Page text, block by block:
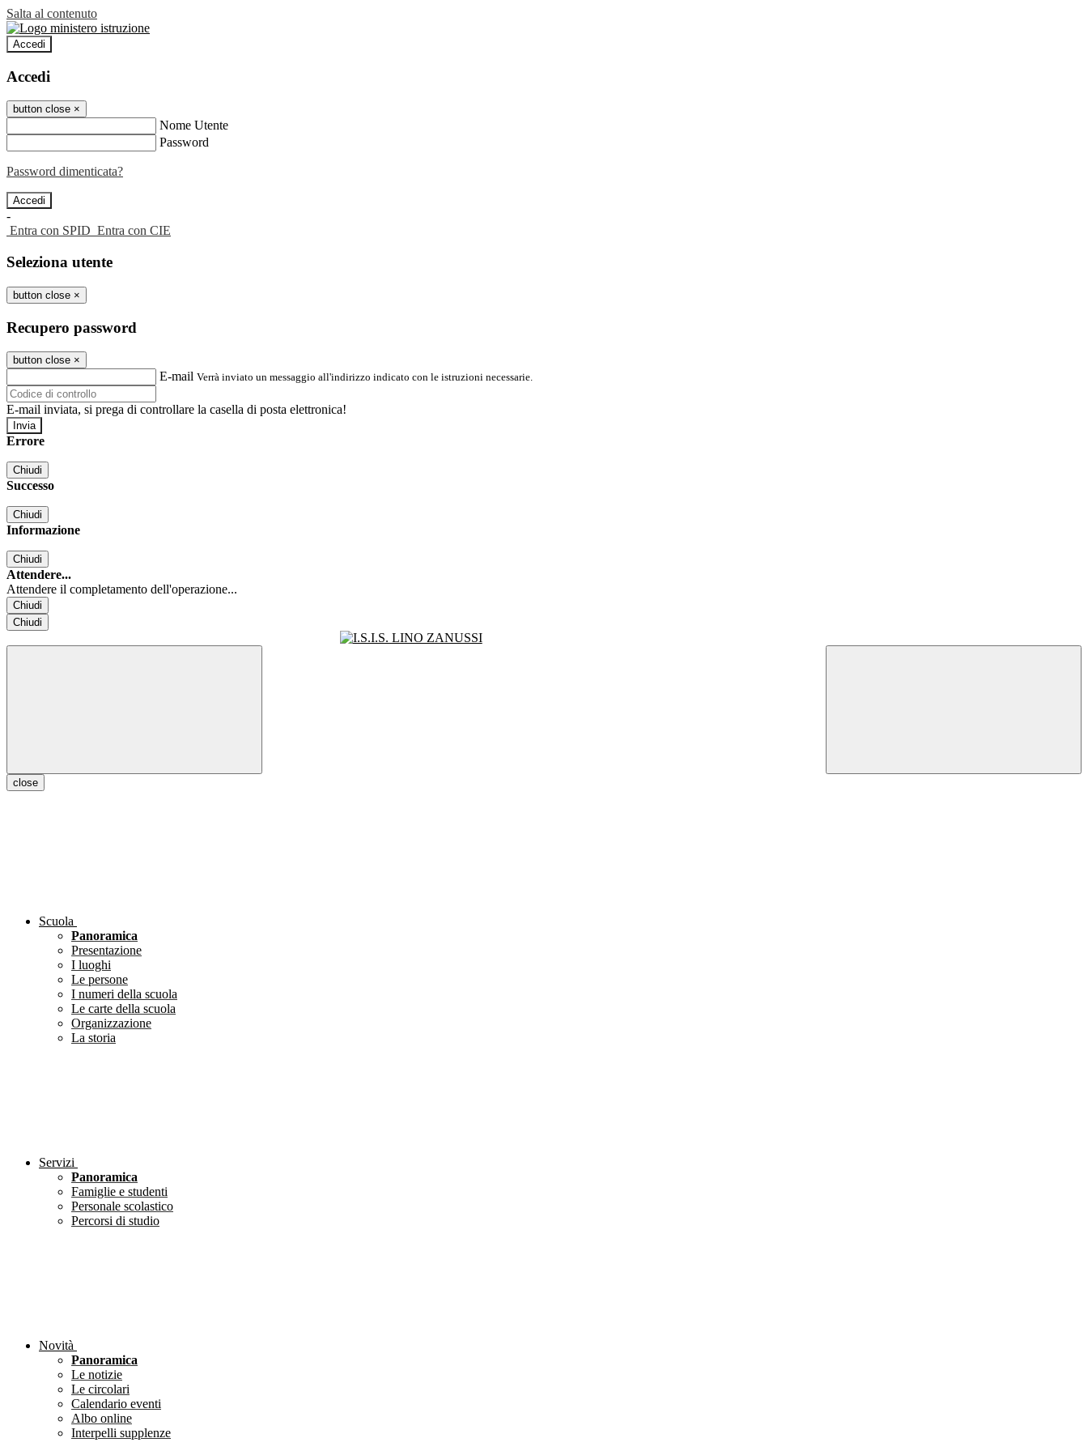
Salta al contenuto
Accedi
Accedi
button close ×
Nome Utente
Password
Password dimenticata?
-
Entra con SPID Entra con CIE
Seleziona utente
button close ×
Recupero password
button close ×
E-mail Verrà inviato un messaggio all'indirizzo indicato con le istruzioni necessarie.
E-mail inviata, si prega di controllare la casella di posta elettronica!
Errore
Chiudi
Successo
Chiudi
Informazione
Chiudi
Attendere...
Attendere il completamento dell'operazione...
Chiudi
Chiudi
close
Scuola
Panoramica
Presentazione
I luoghi
Le persone
I numeri della scuola
Le carte della scuola
Organizzazione
La storia
Servizi
Panoramica
Famiglie e studenti
Personale scolastico
Percorsi di studio
Novità
Panoramica
Le notizie
Le circolari
Calendario eventi
Albo online
Interpelli supplenze